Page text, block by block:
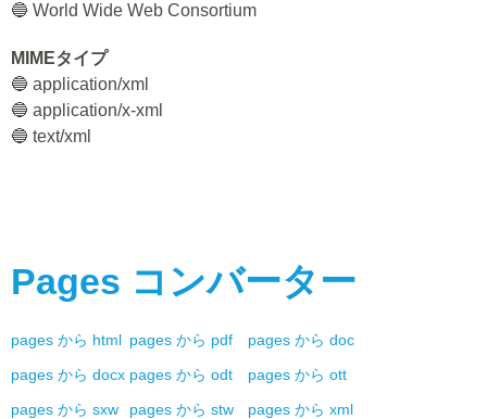
🔵 World Wide Web Consortium
MIMEタイプ
🔵 application/xml
🔵 application/x-xml
🔵 text/xml
Pages コンバーター
pages から html pages から pdf pages から doc
pages から docx pages から odt pages から ott
pages から sxw pages から stw pages から xml